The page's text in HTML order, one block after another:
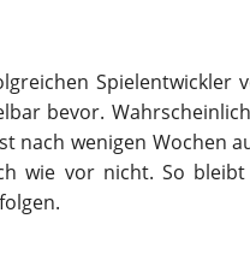
Spielentwickler
bevor.
nach wenigen Wochen
wie vor nicht. So